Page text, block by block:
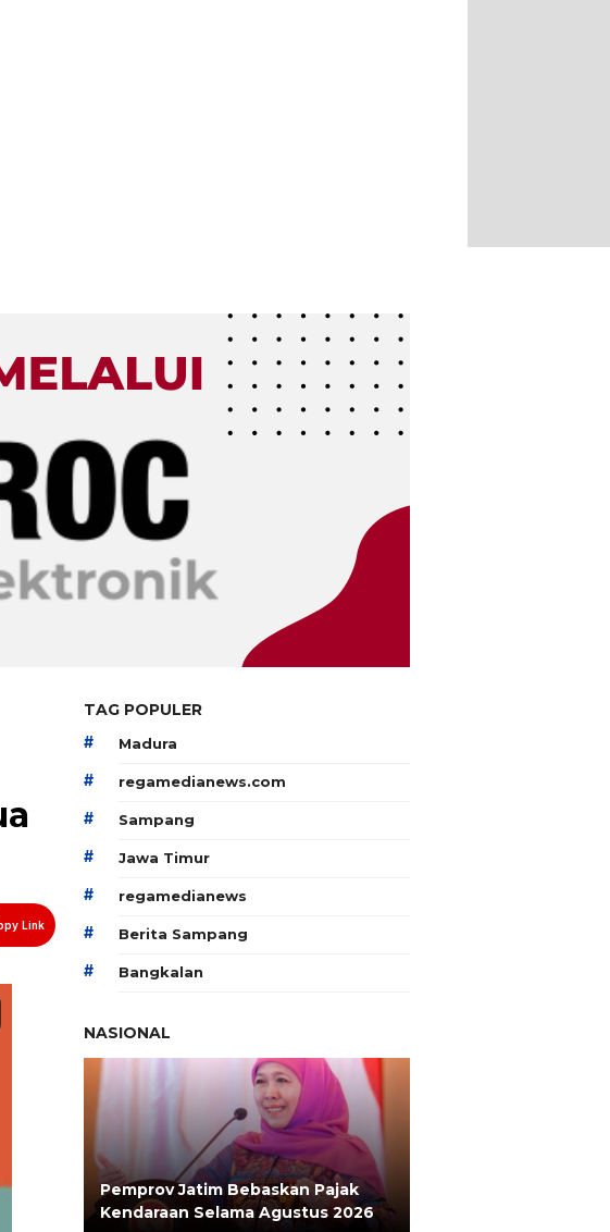
Link
TAG POPULER
# Madura
# regamedianews.com
# Sampang
# Jawa Timur
# regamedianews
# Berita Sampang
# Bangkalan
NASIONAL
Pemprov Jatim Bebaskan Pajak
Kendaraan Selama Agustus 2026